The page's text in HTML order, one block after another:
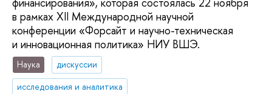
в рамках XII Международной научной
конференции «Форсайт и научно-техническая
и инновационная политика» НИУ ВШЭ.
Наука
дискуссии
исследования и аналитика